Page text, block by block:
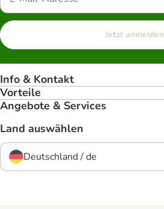
Jetzt anmelden
Info & Kontakt
Vorteile
Angebote & Services
Land auswählen
Deutschland / de